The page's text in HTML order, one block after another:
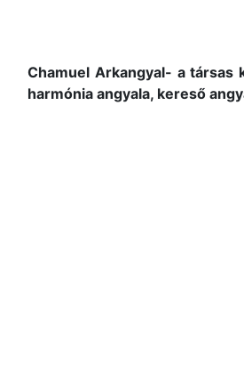
Chamuel Arkangyal- a társas
harmónia angyala, kereső